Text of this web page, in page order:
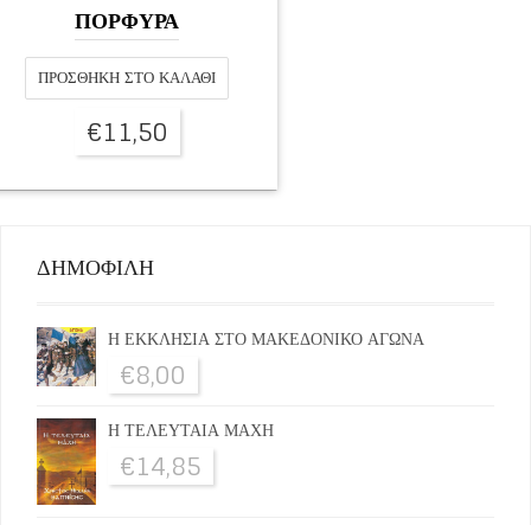
ΠΟΡΦΥΡΑ
ΠΡΟΣΘΉΚΗ ΣΤΟ ΚΑΛΆΘΙ
€11,50
ΔΗΜΟΦΙΛΗ
Η ΕΚΚΛΗΣΙΑ ΣΤΟ ΜΑΚΕΔΟΝΙΚΟ ΑΓΩΝΑ
€8,00
Η ΤΕΛΕΥΤΑΙΑ ΜΑΧΗ
€14,85